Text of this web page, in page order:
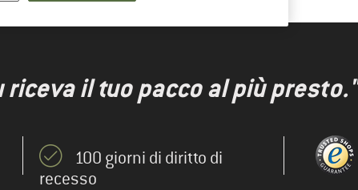
il tuo pacco al più presto."
100 giorni di diritto di
recesso